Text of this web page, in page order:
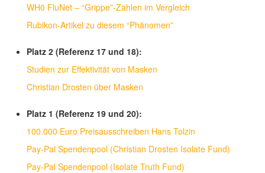
WH0 FluNet – “Grippe”-Zahlen im Vergleich
Rubikon-Artikel zu diesem “Phänomen”
Platz 2 (Referenz 17 und 18):
Studien zur Effektivität von Masken
Christian Drosten über Masken
Platz 1 (Referenz 19 und 20):
100.000 Euro Preisausschreiben Hans Tolzin
Pay-Pal Spendenpool (Christian Drosten Isolate Fund)
Pay-Pal Spendenpool (Isolate Truth Fund)